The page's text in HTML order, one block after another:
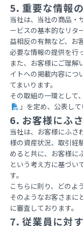
5. 重要な情報
当社は、当社の商品・
ービスの基本的なリタ
益相反の有無など、お
必要な情報の提供を行
また、お客様にご理解
イトへの掲載内容につ
てまいります。
その取組の一環として
」を定め、公表して
6. お客様にふ
当社は、お客様にふさ
様の資産状況、取引経
めると共に、お客様に
という考え方に基づい
す。
こちらに則り、どのよ
そのようなお客さまに
に審査しております。
7. 従業員に対